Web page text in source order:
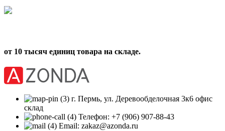
от 10 тысяч единиц товара на складе.
г. Пермь, ул. Деревообделочная 3к6 офис
склад
Телефон: +7 (906) 907-88-43
Email: zakaz@azonda.ru